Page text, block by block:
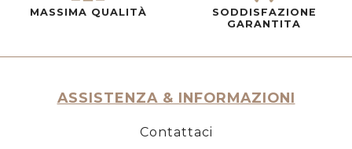
MASSIMA QUALITÀ
SODDISFAZIONE
GARANTITA
ASSISTENZA & INFORMAZIONI
Contattaci